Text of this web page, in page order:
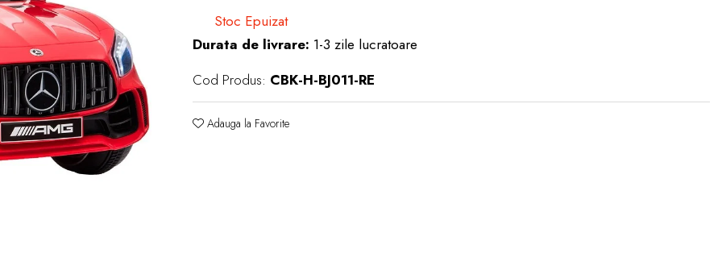
Stoc Epuizat
Durata de livrare: 1-3 zile lucratoare
Cod Produs: CBK-H-BJ011-RE
Adauga la Favorite